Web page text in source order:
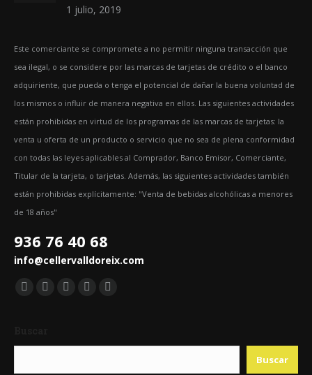
1 julio, 2019
Este comerciante se compromete a no permitir ninguna transacción que
sea ilegal, o se considere por las marcas de tarjetas de crédito o el banco
adquiriente, que pueda o tenga el potencial de dañar la buena voluntad de
los mismos o influir de manera negativa en ellos. Las siguientes actividades
están prohibidas en virtud de los programas de las marcas de tarjetas: la
venta u oferta de un producto o servicio que no sea de plena conformidad
con todas las leyes aplicables al Comprador, Banco Emisor, Comerciante,
Titular de la tarjeta, o tarjetas. Además, las siguientes actividades también
están prohibidas explícitamente: "Venta de bebidas alcohólicas a menores
de 18 años"
936 76 40 68
info@cellervalldoreix.com
Encuéntranos en:
Facebook
in
Twitter
in
YouTube
in
Pinterest
in
Instagram
in
Buscar